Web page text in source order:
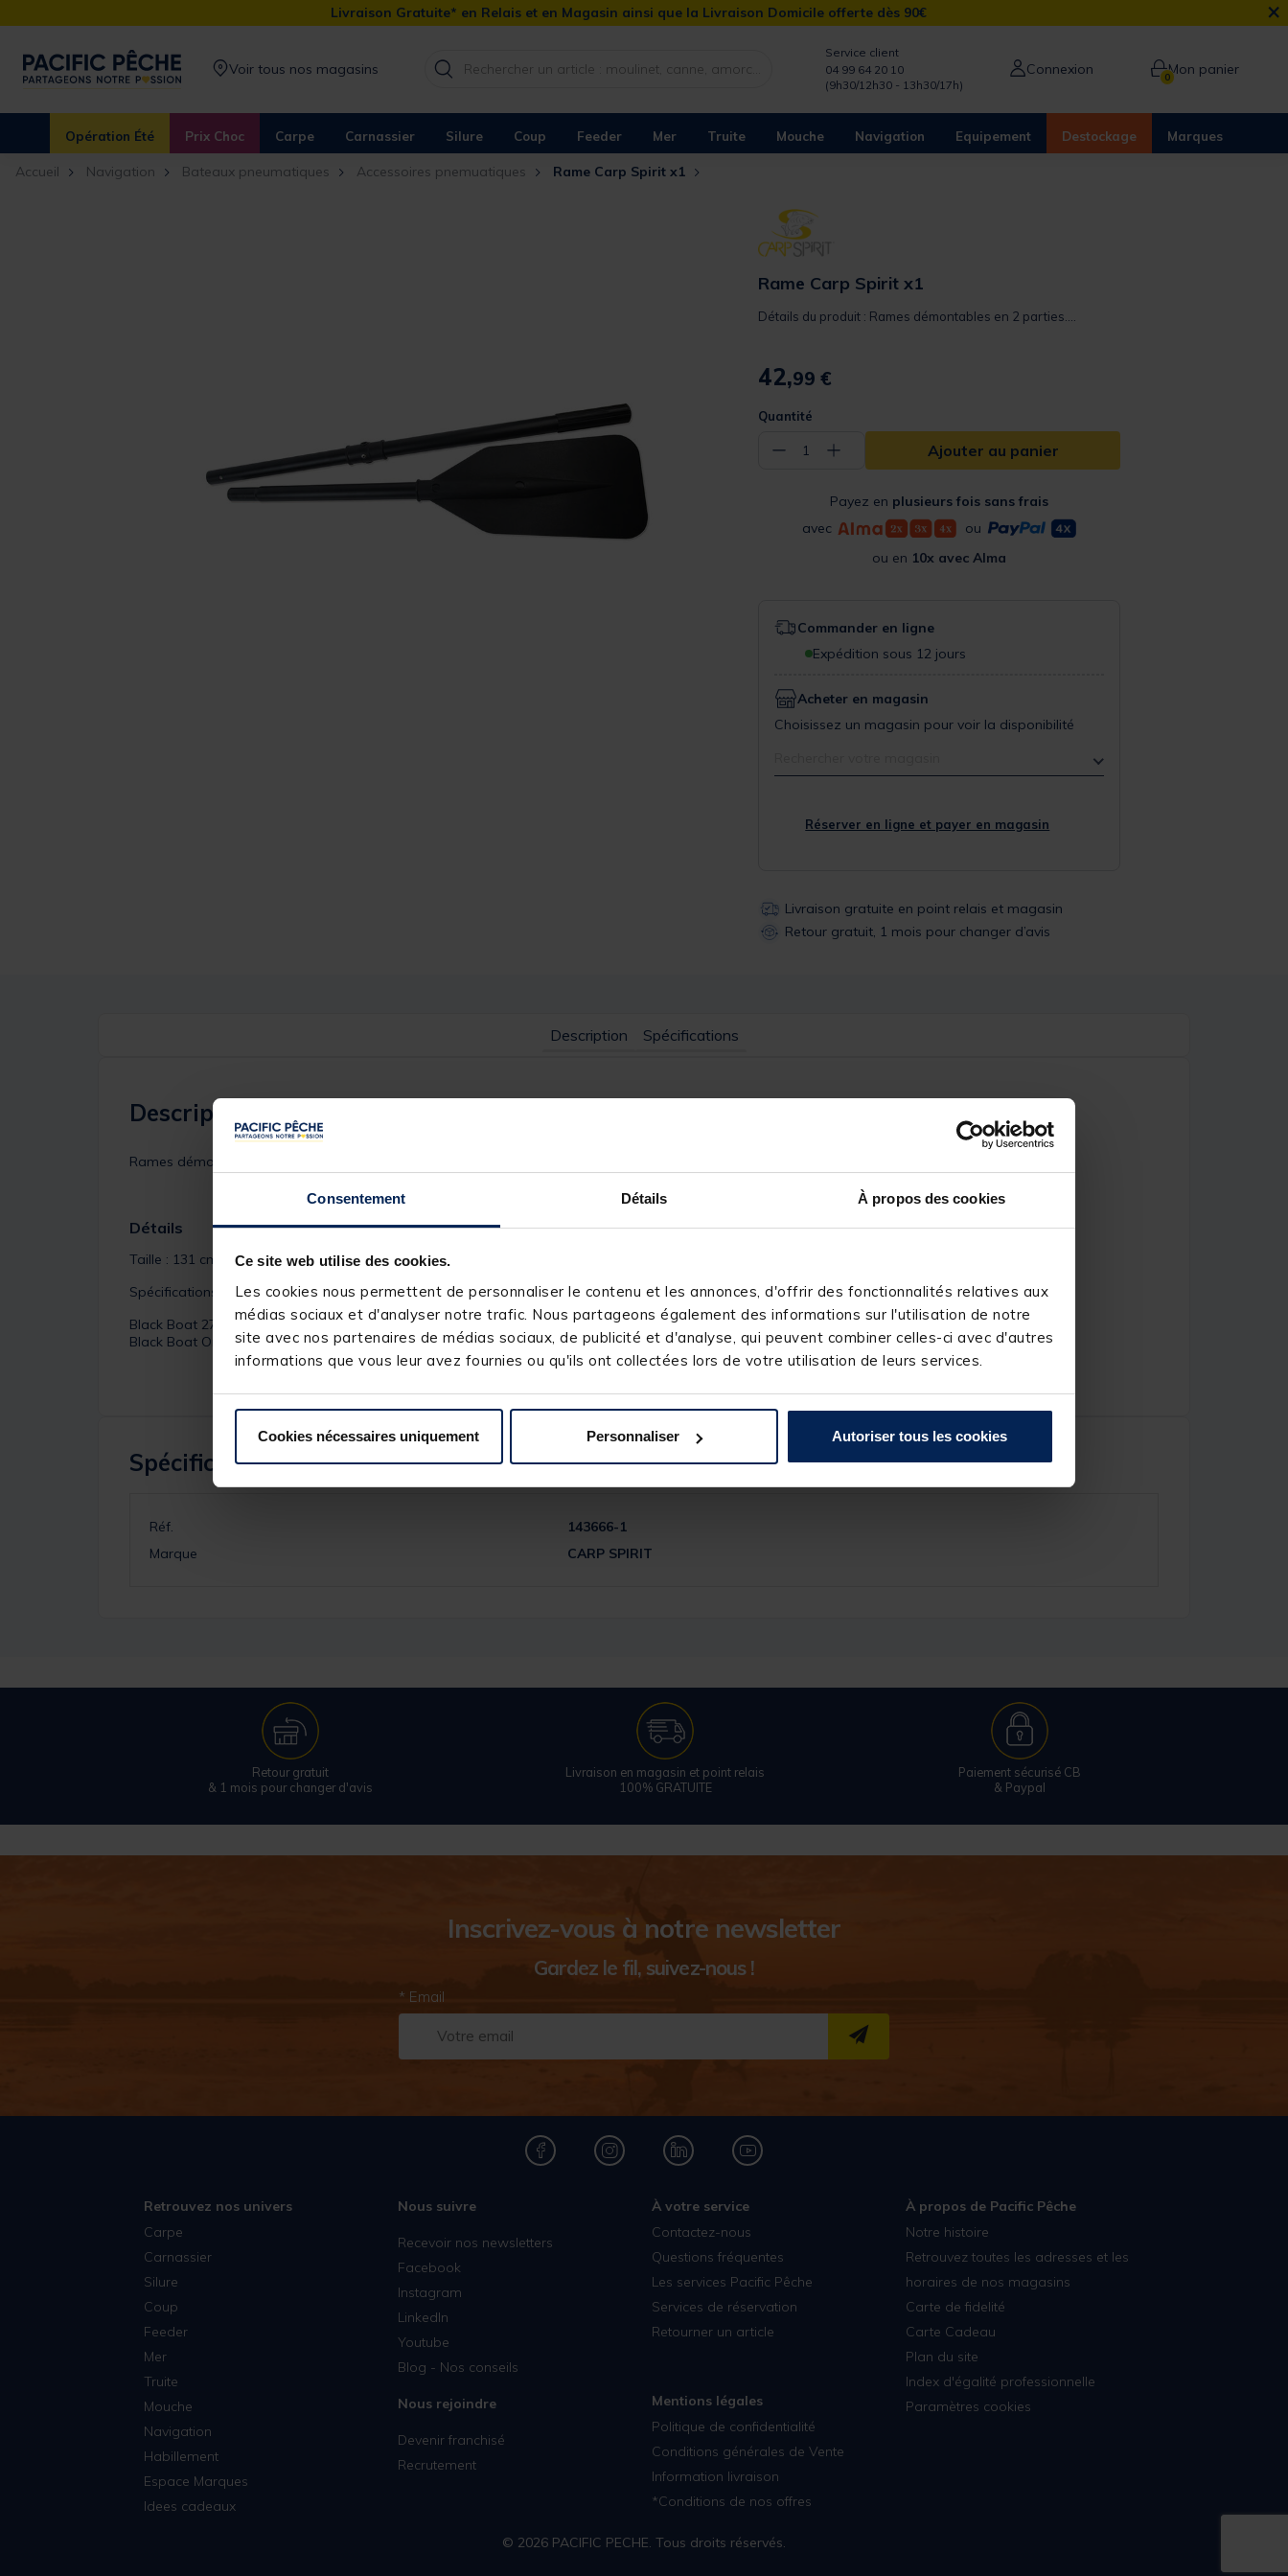
Consentement Détails À propos des cookies
Ce site web utilise des cookies.
Les cookies nous permettent de personnaliser le contenu et les annonces, d'offrir des fonctionnalités relatives aux
médias sociaux et d'analyser notre trafic. Nous partageons également des informations sur l'utilisation de notre
site avec nos partenaires de médias sociaux, de publicité et d'analyse, qui peuvent combiner celles-ci avec d'autres
informations que vous leur avez fournies ou qu'ils ont collectées lors de votre utilisation de leurs services.
Cookies nécessaires uniquement Personnaliser Autoriser tous les cookies
Livraison Gratuite* en Relais et en Magasin ainsi que la Livraison Domicile offerte dès 90€ ×
Voir tous nos magasins
Service client
04 99 64 20 10
(9h30/12h30 - 13h30/17h)
Connexion 0Mon panier
Opération Été Prix Choc Carpe Carnassier Silure Coup Feeder Mer Truite Mouche Navigation Equipement Destockage Marques
Accueil Navigation Bateaux pneumatiques Accessoires pnemuatiques Rame Carp Spirit x1
Rame Carp Spirit x1
Détails du produit : Rames démontables en 2 parties....
42,99 €
Quantité
− 1 + Ajouter au panier
Payez en plusieurs fois sans frais
avec
ou
ou en 10x avec Alma
Commander en ligne
Expédition sous 12 jours
Acheter en magasin
Choisissez un magasin pour voir la disponibilité
Réserver en ligne et payer en magasin
Livraison gratuite en point relais et magasin
Retour gratuit, 1 mois pour changer d’avis
Description Spécifications
Description
Rames démontables en 2 parties.
Détails
Taille : 131 cm
Spécifications :
Black Boat 270
Black Boat One 180 & 230
Spécifications
Réf.
143666-1
Marque
CARP SPIRIT
Retour gratuit
& 1 mois pour changer d'avis
Livraison en magasin et point relais
100% GRATUITE
Paiement sécurisé CB
& Paypal
Inscrivez-vous à notre newsletter
Gardez le fil, suivez-nous !
* Email
S''INSCRIRE
Retrouvez nos univers
Carpe
Carnassier
Silure
Coup
Feeder
Mer
Truite
Mouche
Navigation
Habillement
Espace Marques
Idees cadeaux
Nous suivre
Recevoir nos newsletters
Facebook
Instagram
LinkedIn
Youtube
Blog - Nos conseils
Nous rejoindre
Devenir franchisé
Recrutement
À votre service
Contactez-nous
Questions fréquentes
Les services Pacific Pêche
Services de réservation
Retourner un article
Mentions légales
Politique de confidentialité
Conditions générales de Vente
Information livraison
*Conditions de nos offres
À propos de Pacific Pêche
Notre histoire
Retrouvez toutes les adresses et les
horaires de nos magasins
Carte de fidelité
Carte Cadeau
Plan du site
Index d'égalité professionnelle
Paramètres cookies
© 2026 PACIFIC PECHE. Tous droits réservés.